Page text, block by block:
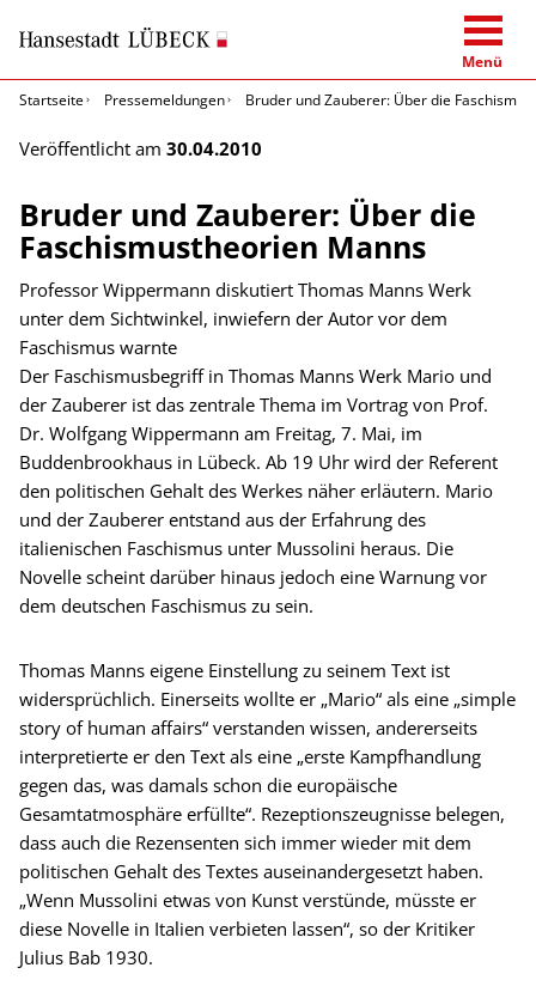
Menü
Startseite
Pressemeldungen Bruder und Zauberer: Über die
Veröffentlicht am 30.04.2010
Bruder und Zauberer: Über die
Faschismustheorien Manns
Professor Wippermann diskutiert Thomas Manns Werk
unter dem Sichtwinkel, inwiefern der Autor vor dem
Faschismus warnte
Der Faschismusbegriff in Thomas Manns Werk Mario und
der Zauberer ist das zentrale Thema im Vortrag von Prof.
Dr. Wolfgang Wippermann am Freitag, 7. Mai, im
Buddenbrookhaus in Lübeck. Ab 19 Uhr wird der Referent
den politischen Gehalt des Werkes näher erläutern. Mario
und der Zauberer entstand aus der Erfahrung des
italienischen Faschismus unter Mussolini heraus. Die
Novelle scheint darüber hinaus jedoch eine Warnung vor
dem deutschen Faschismus zu sein.
Thomas Manns eigene Einstellung zu seinem Text ist
widersprüchlich. Einerseits wollte er „Mario“ als eine „simple
story of human affairs“ verstanden wissen, andererseits
interpretierte er den Text als eine „erste Kampfhandlung
gegen das, was damals schon die europäische
Gesamtatmosphäre erfüllte“. Rezeptionszeugnisse belegen,
dass auch die Rezensenten sich immer wieder mit dem
politischen Gehalt des Textes auseinandergesetzt haben.
„Wenn Mussolini etwas von Kunst verstünde, müsste er
diese Novelle in Italien verbieten lassen“, so der Kritiker
Julius Bab 1930.